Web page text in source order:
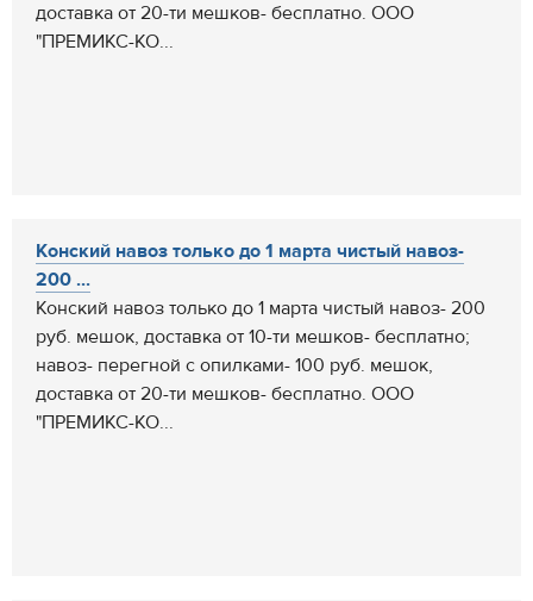
доставка от 20-ти мешков- бесплатно. ООО
"ПРЕМИКС-КО...
Конский навоз только до 1 марта чистый навоз-
200 ...
Конский навоз только до 1 марта чистый навоз- 200
руб. мешок, доставка от 10-ти мешков- бесплатно;
навоз- перегной с опилками- 100 руб. мешок,
доставка от 20-ти мешков- бесплатно. ООО
"ПРЕМИКС-КО...